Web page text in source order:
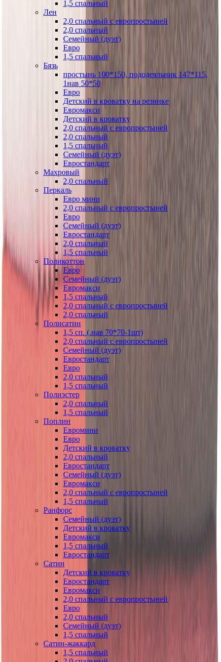
1,5 спальный
Лен
2,0 спальный с европростыней
2,0 спальный
Семейный (дуэт)
Евро
1,5 спальный
Бязь
простынь 100*150, пододеяльник 147*115,
1нав 50*50
Евро
Детский в кроватку на резинке
Евромакси
Детский в кроватку
2,0 спальный с европростыней
2,0 спальный
1,5 спальный
Семейный (дуэт)
Евростандарт
Махровый
2,0 спальный
Перкаль
Евро мини
2,0 спальный с европростыней
Евро
Семейный (дуэт)
Евростандарт
2,0 спальный
1,5 спальный
Поликоттон
Евро
Семейный (дуэт)
Евромакси
1,5 спальный
2,0 спальный с европростыней
2,0 спальный
Полисатин
1,5 сп. (.нав 70*70-1шт)
2,0 спальный с европростыней
Семейный (дуэт)
Евростандарт
Евро
2,0 спальный
1,5 спальный
Полиэстер
2,0 спальный
1,5 спальный
Поплин
Евромини
Евро
Детский в кроватку
2,0 спальный
Евростандарт
Семейный (дуэт)
Евромакси
2,0 спальный с европростыней
1,5 спальный
Ранфорс
Семейный (дуэт)
Детский в кроватку
Евромакси
1,5 спальный
Евростандарт
Сатин
Детский в кроватку
Евростандарт
Евромакси
2,0 спальный с европростыней
Евро
2,0 спальный
Семейный (дуэт)
1,5 спальный
Сатин-жаккард
1,5 спальный